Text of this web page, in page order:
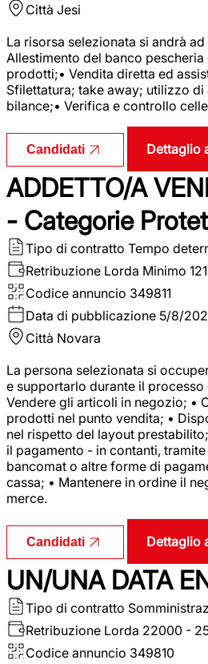
Città Jesi
La risorsa selezionata si andrà
Allestimento del banco
prodotti;• Vendita diretta ed
Sfilettatura; take away; utilizzo
bilance;• Verifica e controllo
Candidati Dettaglio
ADDETTO/A
- Categorie
Tipo di contratto Tempo
Retribuzione Lorda Minimo
Codice annuncio 349811
Data di pubblicazione 5/8/
Città Novara
La persona selezionata si
e supportarlo durante il
Vendere gli articoli in negozio; •
prodotti nel punto vendita; •
nel rispetto del layout
il pagamento - in contanti,
bancomat o altre forme di
cassa; • Mantenere in ordine il
merce.
Candidati Dettaglio
UN/UNA DATA
Tipo di contratto
Retribuzione Lorda 22000 -
Codice annuncio 349810